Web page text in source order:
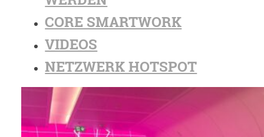
CORE SMARTWORK
VIDEOS
NETZWERK HOTSPOT